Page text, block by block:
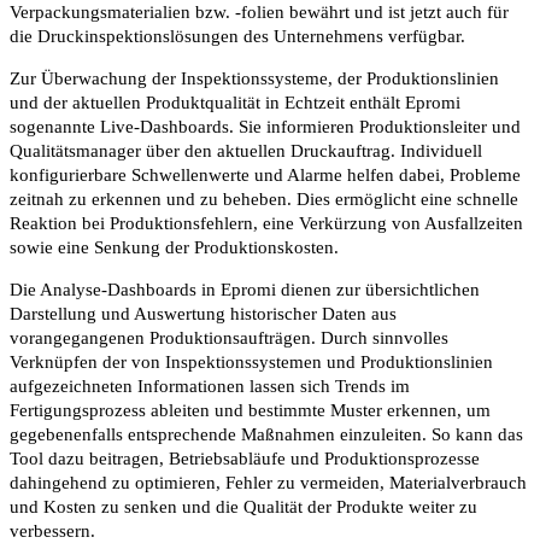
Verpackungsmaterialien bzw. -folien bewährt und ist jetzt auch für
die Druckinspektionslösungen des Unternehmens verfügbar.
Zur Überwachung der Inspektionssysteme, der Produktionslinien
und der aktuellen Produktqualität in Echtzeit enthält Epromi
sogenannte Live-Dashboards. Sie informieren Produktionsleiter und
Qualitätsmanager über den aktuellen Druckauftrag. Individuell
konfigurierbare Schwellenwerte und Alarme helfen dabei, Probleme
zeitnah zu erkennen und zu beheben. Dies ermöglicht eine schnelle
Reaktion bei Produktionsfehlern, eine Verkürzung von Ausfallzeiten
sowie eine Senkung der Produktionskosten.
Die Analyse-Dashboards in Epromi dienen zur übersichtlichen
Darstellung und Auswertung historischer Daten aus
vorangegangenen Produktionsaufträgen. Durch sinnvolles
Verknüpfen der von Inspektionssystemen und Produktionslinien
aufgezeichneten Informationen lassen sich Trends im
Fertigungsprozess ableiten und bestimmte Muster erkennen, um
gegebenenfalls entsprechende Maßnahmen einzuleiten. So kann das
Tool dazu beitragen, Betriebsabläufe und Produktionsprozesse
dahingehend zu optimieren, Fehler zu vermeiden, Materialverbrauch
und Kosten zu senken und die Qualität der Produkte weiter zu
verbessern.